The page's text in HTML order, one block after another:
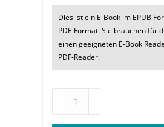
Dies ist ein E-Book im EPUB
PDF-Format. Sie brauchen für
einen geeigneten E-Book
PDF-Reader.
andere